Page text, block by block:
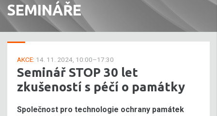
SEMINÁŘE
AKCE: 14. 11. 2024, 10:00–17:30
Seminář STOP 30 let
zkušeností s péčí o památky
Společnost pro technologie ochrany památek